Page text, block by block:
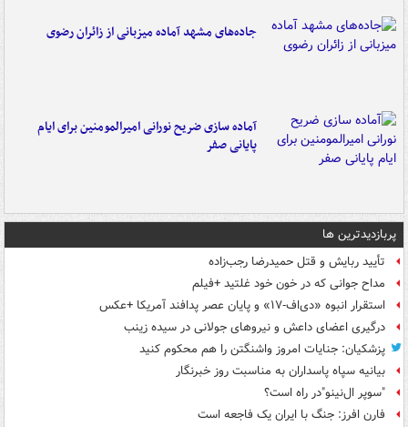
جاده‌های مشهد آماده میزبانی از زائران رضوی
آماده سازی ضریح نورانی امیرالمومنین برای ایام
پایانی صفر
پربازدیدترین ها
تأیید ربایش و قتل حمیدرضا رجب‌زاده
مداح جوانی که در خون خود غلتید +فیلم
استقرار انبوه «دی‌اف‑۱۷» و پایان عصر پدافند آمریکا +عکس
درگیری اعضای داعش و نیروهای جولانی در سیده زینب
پزشکیان: جنایات امروز واشنگتن را هم محکوم کنید
بیانیه سپاه پاسداران به مناسبت روز خبرنگار
"سوپر ال‌نینو"در راه است؟
فارن افرز: جنگ با ایران یک فاجعه است